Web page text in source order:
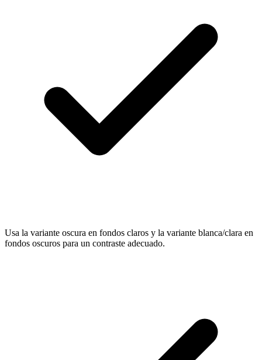
Usa la variante oscura en fondos claros y la variante blanca/clara en
fondos oscuros para un contraste adecuado.